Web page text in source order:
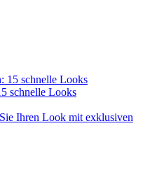
schnelle Looks
Ihren Look mit exklusiven